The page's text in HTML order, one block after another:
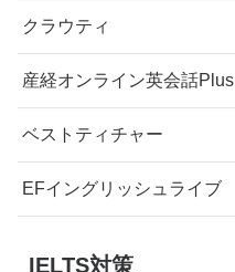
クラウティ
産経オンライン英会話Plus
ベストティチャー
EFイングリッシュライブ
IELTS対策